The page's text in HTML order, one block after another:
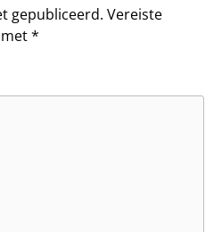
gepubliceerd. Vereiste
*